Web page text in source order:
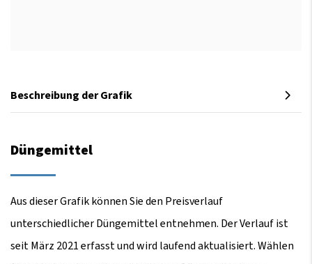
Beschreibung der Grafik
Düngemittel
Aus dieser Grafik können Sie den Preisverlauf
unterschiedlicher Düngemittel entnehmen. Der Verlauf ist
seit März 2021 erfasst und wird laufend aktualisiert. Wählen